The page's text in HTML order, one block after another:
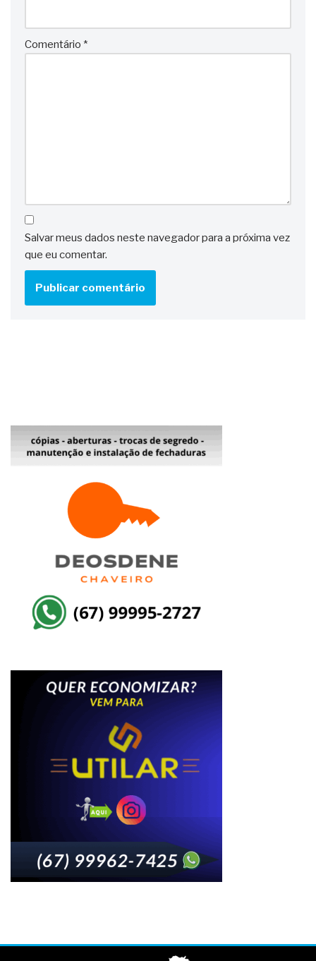
Comentário *
Salvar meus dados neste navegador para a próxima vez
que eu comentar.